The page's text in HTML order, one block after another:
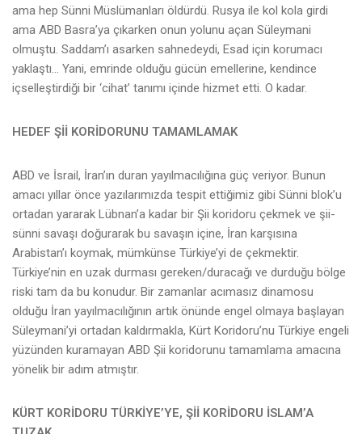
ama hep Sünni Müslümanları öldürdü. Rusya ile kol kola girdi
ama ABD Basra’ya çıkarken onun yolunu açan Süleymani
olmuştu. Saddam’ı asarken sahnedeydi, Esad için korumacı
yaklaştı… Yani, emrinde olduğu gücün emellerine, kendince
içselleştirdiği bir ‘cihat’ tanımı içinde hizmet etti. O kadar.
HEDEF Şİİ KORİDORUNU TAMAMLAMAK
ABD ve İsrail, İran’ın duran yayılmacılığına güç veriyor. Bunun
amacı yıllar önce yazılarımızda tespit ettiğimiz gibi Sünni blok’u
ortadan yararak Lübnan’a kadar bir Şii koridoru çekmek ve şii-
sünni savaşı doğurarak bu savaşın içine, İran karşısına
Arabistan’ı koymak, mümkünse Türkiye’yi de çekmektir.
Türkiye’nin en uzak durması gereken/duracağı ve durduğu bölge
riski tam da bu konudur. Bir zamanlar acımasız dinamosu
olduğu İran yayılmacılığının artık önünde engel olmaya başlayan
Süleymani’yi ortadan kaldırmakla, Kürt Koridoru’nu Türkiye engeli
yüzünden kuramayan ABD Şii koridorunu tamamlama amacına
yönelik bir adım atmıştır.
KÜRT KORİDORU TÜRKİYE’YE, Şİİ KORİDORU İSLAM’A